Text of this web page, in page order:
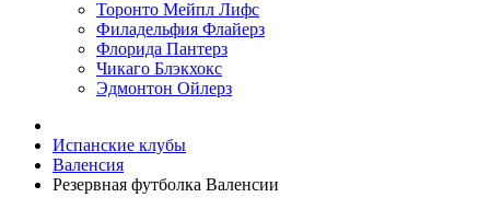
Торонто Мейпл Лифс
Филадельфия Флайерз
Флорида Пантерз
Чикаго Блэкхокс
Эдмонтон Ойлерз
Испанские клубы
Валенсия
Резервная футболка Валенсии